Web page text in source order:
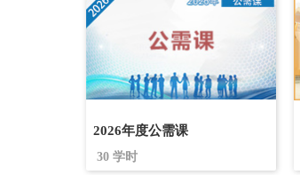
2026年度公需课
30 学时